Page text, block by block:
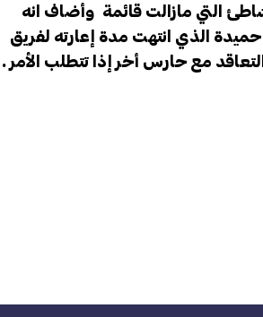
التي مازالت قائمة وأضاف انه
الذي انتهت مدة إعارته لفريق
مع حارس أخر إذا تتطلب الأمر .